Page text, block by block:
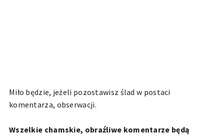
Miło będzie, jeżeli pozostawisz ślad w postaci
komentarza, obserwacji.
Wszelkie chamskie, obraźliwe komentarze będą